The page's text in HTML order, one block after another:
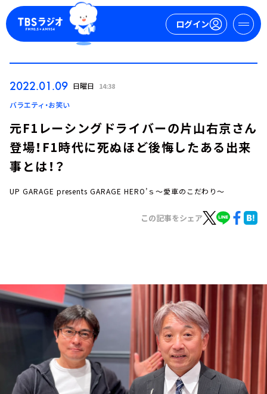
ログイン
ログイン
イベント・グッズ
YouTube
会社情報
2022.01.09 日曜日 14:38
バラエティ・お笑い
元F1レーシングドライバーの片山右京さん
登場！F1時代に死ぬほど後悔したある出来
事とは！？
UP GARAGE presents GARAGE HERO’ｓ～愛車のこだわり～
この記事をシェア